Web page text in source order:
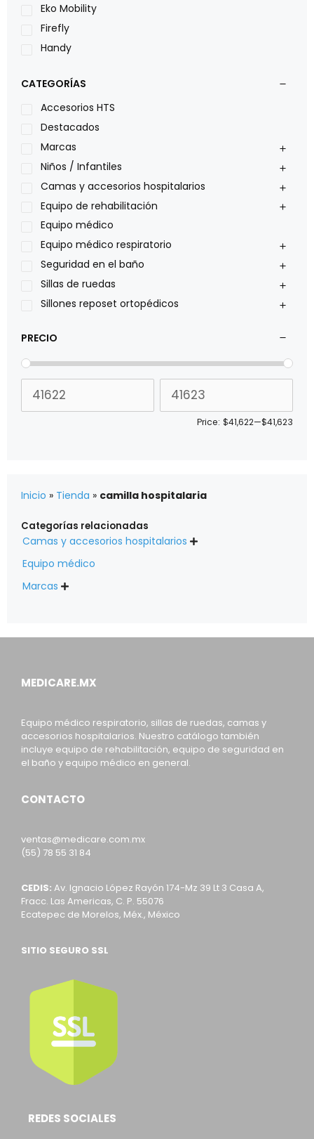
Eko Mobility
Firefly
Handy
Leggero
Lumex
Medical Store
Nidek
Oxiplus
Philips
Pride
Roho
Sillas de ruedas Everest Jennings
Stealth products
Xiehe Medical
CATEGORÍAS
Accesorios HTS
Destacados
Marcas
Niños / Infantiles
Camas y accesorios hospitalarios
Equipo de rehabilitación
Equipo médico
Equipo médico respiratorio
Seguridad en el baño
Sillas de ruedas
Sillones reposet ortopédicos
PRECIO
Price: $41,622—$41,623
Inicio » Tienda » camilla hospitalaria
Categorías relacionadas
Camas y accesorios hospitalarios 
Equipo médico
Marcas 
MEDICARE.MX
Equipo médico respiratorio, sillas de ruedas, camas y
accesorios hospitalarios. Nuestro catálogo también
incluye equipo de rehabilitación, equipo de seguridad en
el baño y equipo médico en general.
CONTACTO
ventas@medicare.com.mx
(55) 78 55 31 84
CEDIS: Av. Ignacio López Rayón 174-Mz 39 Lt 3 Casa A,
Fracc. Las Americas, C. P. 55076
Ecatepec de Morelos, Méx., México
SITIO SEGURO SSL
REDES SOCIALES